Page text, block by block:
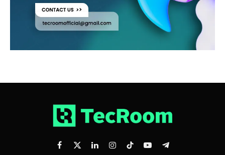
Facebook
X
LinkedInInstagram
TikTokYouTubeTelegram